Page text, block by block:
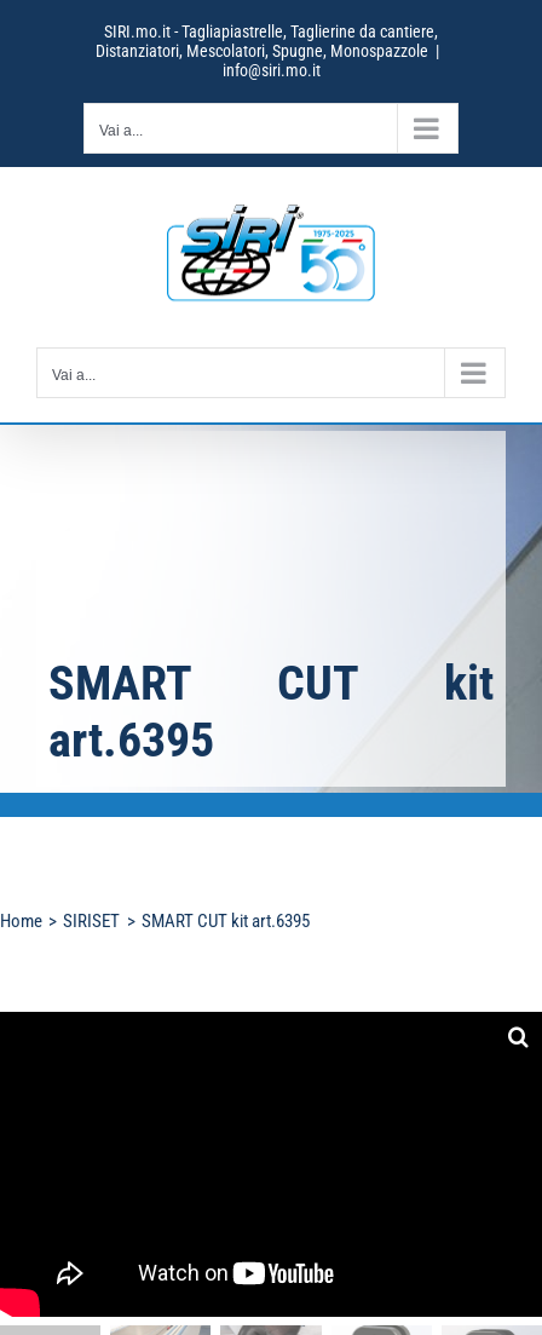
SIRI.mo.it - Tagliapiastrelle, Taglierine da cantiere,
Distanziatori, Mescolatori, Spugne, Monospazzole |
info@siri.mo.it
Vai a...
Vai a...
SMART CUT kit
art.6395
Home SIRISET SMART CUT kit art.6395